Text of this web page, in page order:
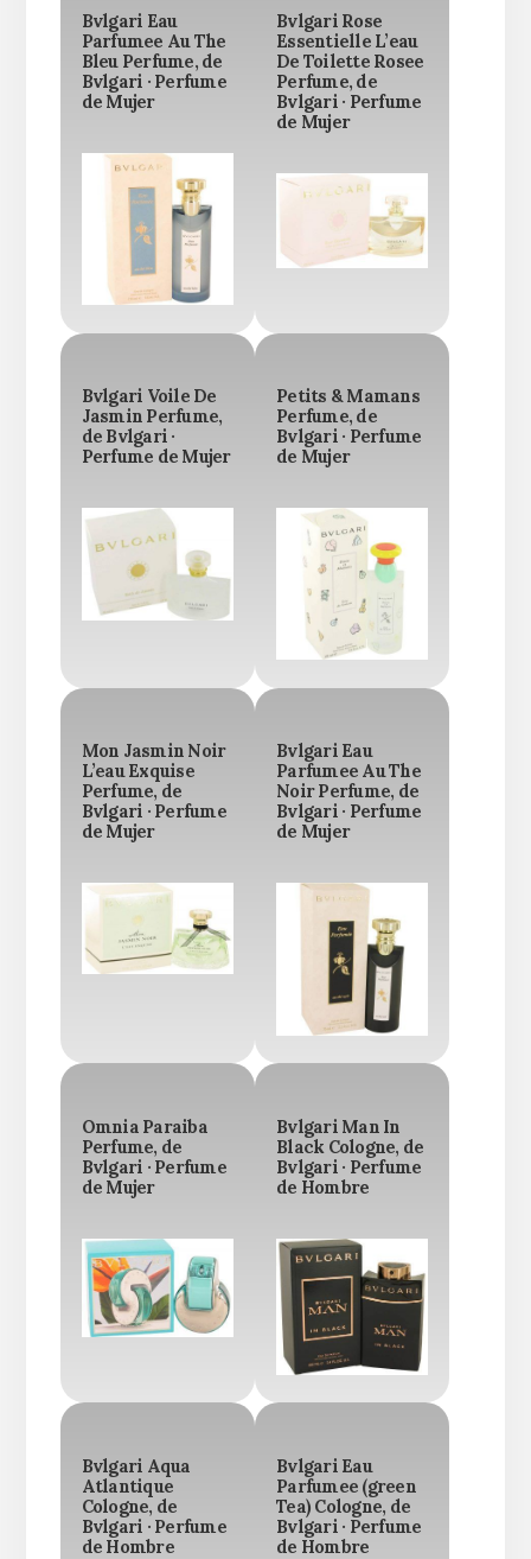
Bvlgari Eau
Parfumee Au The
Bleu Perfume, de
Bvlgari · Perfume
de Mujer
Bvlgari Rose
Essentielle L’eau
De Toilette Rosee
Perfume, de
Bvlgari · Perfume
de Mujer
Bvlgari Voile De
Jasmin Perfume,
de Bvlgari ·
Perfume de Mujer
Petits & Mamans
Perfume, de
Bvlgari · Perfume
de Mujer
Mon Jasmin Noir
L’eau Exquise
Perfume, de
Bvlgari · Perfume
de Mujer
Bvlgari Eau
Parfumee Au The
Noir Perfume, de
Bvlgari · Perfume
de Mujer
Omnia Paraiba
Perfume, de
Bvlgari · Perfume
de Mujer
Bvlgari Man In
Black Cologne, de
Bvlgari · Perfume
de Hombre
Bvlgari Aqua
Atlantique
Cologne, de
Bvlgari · Perfume
de Hombre
Bvlgari Eau
Parfumee (green
Tea) Cologne, de
Bvlgari · Perfume
de Hombre